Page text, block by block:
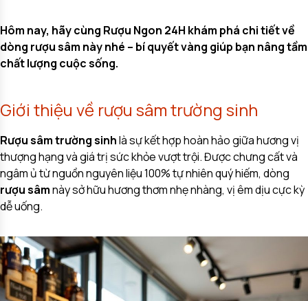
Hôm nay, hãy cùng Rượu Ngon 24H khám phá chi tiết về
dòng rượu sâm này nhé – bí quyết vàng giúp bạn nâng tầm
chất lượng cuộc sống.
Giới thiệu về rượu sâm trường sinh
Rượu sâm trường sinhlà sự kết hợp hoàn hảo giữa hương vị
thượng hạng và giá trị sức khỏe vượt trội. Được chưng cất và
ngâm ủ từ nguồn nguyên liệu 100% tự nhiên quý hiếm, dòng
rượu sâmnày sở hữu hương thơm nhẹ nhàng, vị êm dịu cực kỳ
dễ uống.